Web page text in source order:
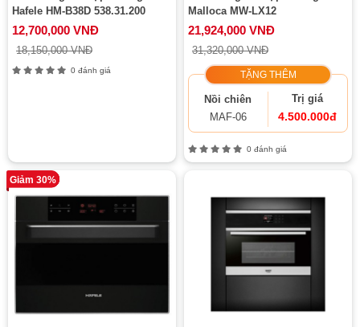
Hafele HM-B38D 538.31.200
12,700,000 VNĐ
18,150,000 VNĐ
0 đánh giá
Malloca MW-LX12
21,924,000 VNĐ
31,320,000 VNĐ
TẶNG THÊM
Nồi chiên
MAF-06
Trị giá
4.500.000đ
0 đánh giá
Giảm 30%